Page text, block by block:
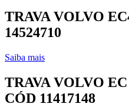
TRAVA VOLVO
14524710
Saiba mais
TRAVA VOLVO
CÓD 11417148